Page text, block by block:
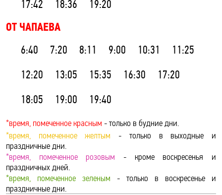
17:42
18:36 19:20
ОТ ЧАПАЕВА
6:40 7:20 8:11 9:00 10:31
11:25
12:20
13:05 15:35 16:30
17:20
18:05
19:00 19:40
*время, помеченное красным - только в будние дни.
*время, помеченное желтым - только в выходные и
праздничные дни.
*время, помеченное розовым - кроме воскресенья и
праздничных дней.
*время, помеченное зеленым - только в воскресенье и
праздничные дни.